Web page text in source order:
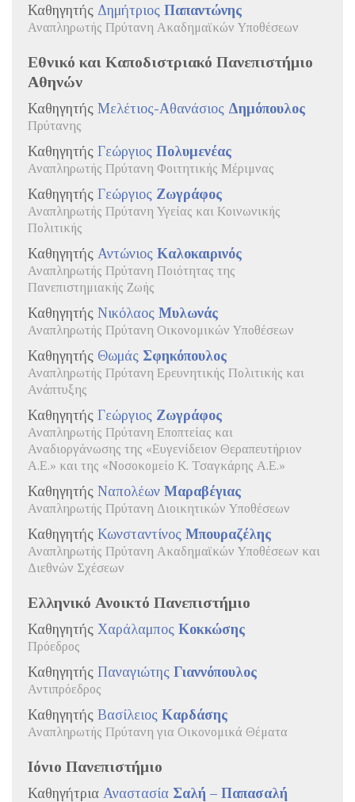
Καθηγητής Δημήτριος Παπαντώνης
Αναπληρωτής Πρύτανη Ακαδημαϊκών Υποθέσεων
Εθνικό και Καποδιστριακό Πανεπιστήμιο
Αθηνών
Καθηγητής Μελέτιος-Αθανάσιος Δημόπουλος
Πρύτανης
Καθηγητής Γεώργιος Πολυμενέας
Αναπληρωτής Πρύτανη Φοιτητικής Μέριμνας
Καθηγητής Γεώργιος Ζωγράφος
Αναπληρωτής Πρύτανη Υγείας και Κοινωνικής
Πολιτικής
Καθηγητής Αντώνιος Καλοκαιρινός
Αναπληρωτής Πρύτανη Ποιότητας της
Πανεπιστημιακής Ζωής
Καθηγητής Νικόλαος Μυλωνάς
Αναπληρωτής Πρύτανη Οικονομικών Υποθέσεων
Καθηγητής Θωμάς Σφηκόπουλος
Αναπληρωτής Πρύτανη Ερευνητικής Πολιτικής και
Ανάπτυξης
Καθηγητής Γεώργιος Ζωγράφος
Αναπληρωτής Πρύτανη Εποπτείας και
Αναδιοργάνωσης της «Ευγενίδειον Θεραπευτήριον
Α.Ε.» και της «Νοσοκομείο Κ. Τσαγκάρης Α.Ε.»
Καθηγητής Ναπολέων Μαραβέγιας
Αναπληρωτής Πρύτανη Διοικητικών Υποθέσεων
Καθηγητής Κωνσταντίνος Μπουραζέλης
Αναπληρωτής Πρύτανη Ακαδημαϊκών Υποθέσεων και
Διεθνών Σχέσεων
Ελληνικό Ανοικτό Πανεπιστήμιο
Καθηγητής Χαράλαμπος Κοκκώσης
Πρόεδρος
Καθηγητής Παναγιώτης Γιαννόπουλος
Αντιπρόεδρος
Καθηγητής Βασίλειος Καρδάσης
Αναπληρωτής Πρύτανη για Οικονομικά Θέματα
Ιόνιο Πανεπιστήμιο
Καθηγήτρια Αναστασία Σαλή – Παπασαλή